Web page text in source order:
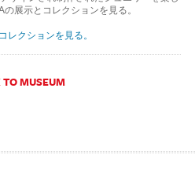
展示とコレクションを見る。
レクションを見る。
TO MUSEUM